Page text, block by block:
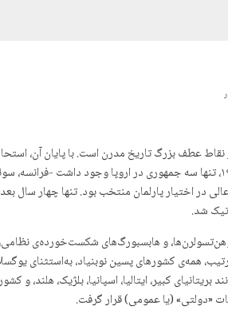
عطف بزرگ تاریخ مدرن است. با پایان آن،
در اختیار پارلمان منتخب بود. تنها چهار سال
شد.
و هابسبورگ‌های شکست‌خورده‌ی
همه‌ی کشورهای پسین نوبنیاد، به‌استثنای
بریتانیای کبیر، ایتالیا، اسپانیا، بلژیک،
«دولتی» (یا عمومی) قرار گرفت.